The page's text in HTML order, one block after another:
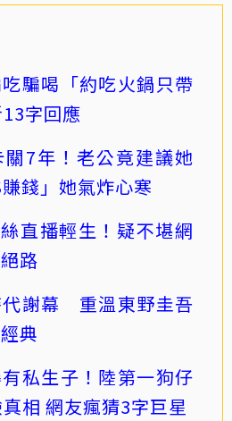
騙喝「約吃火鍋只帶
字回應
7年！老公竟建議她
賺錢」她氣炸心寒
直播輕生！疑不堪網
路
代謝幕 重溫東野圭吾
典
私生子！陸第一狗仔
相 網友瘋猜3字巨星